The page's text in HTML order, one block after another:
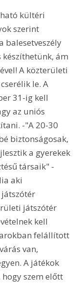
kültéri
szerint
balesetveszély
ám
A közterületi
le. A
31-ig kell
az uniós
-"A 20-30
biztonságosak,
a gyerekek
társaik" -
aki
játszótér
kell
felállított
van,
A játékok
szem előtt